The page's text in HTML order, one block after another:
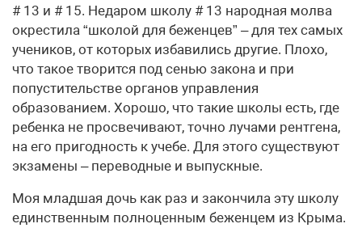
# 13 и # 15. Недаром школу # 13 народная молва
окрестила “школой для беженцев” – для тех самых
учеников, от которых избавились другие. Плохо,
что такое творится под сенью закона и при
попустительстве органов управления
образованием. Хорошо, что такие школы есть, где
ребенка не просвечивают, точно лучами рентгена,
на его пригодность к учебе. Для этого существуют
экзамены – переводные и выпускные.
Моя младшая дочь как раз и закончила эту школу
единственным полноценным беженцем из Крыма.